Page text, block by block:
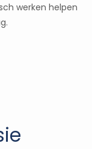
werken helpen